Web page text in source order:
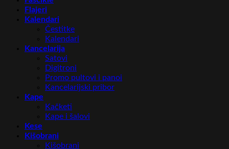
Flajeri
Kalendari
Čestitke
Kalendari
Kancelarija
Satovi
Digitroni
Promo pultovi i panoi
Kancelarijski pribor
Kape
Kačketi
Kape i šalovi
Kese
Kišobrani
Kišobrani